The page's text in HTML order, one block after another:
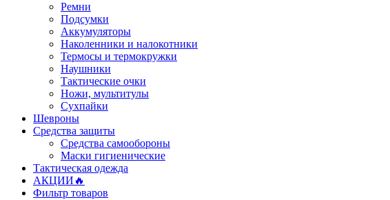
Ремни
Подсумки
Аккумуляторы
Наколенники и налокотники
Термосы и термокружки
Наушники
Тактические очки
Ножи, мультитулы
Сухпайки
Шевроны
Средства защиты
Средства самообороны
Маски гигиенические
Тактическая одежда
АКЦИИ🔥
Фильтр товаров